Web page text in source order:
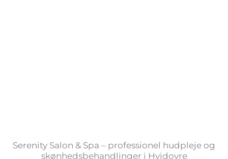
Serenity Salon & Spa – professionel hudpleje og
skønhedsbehandlinger i Hvidovre